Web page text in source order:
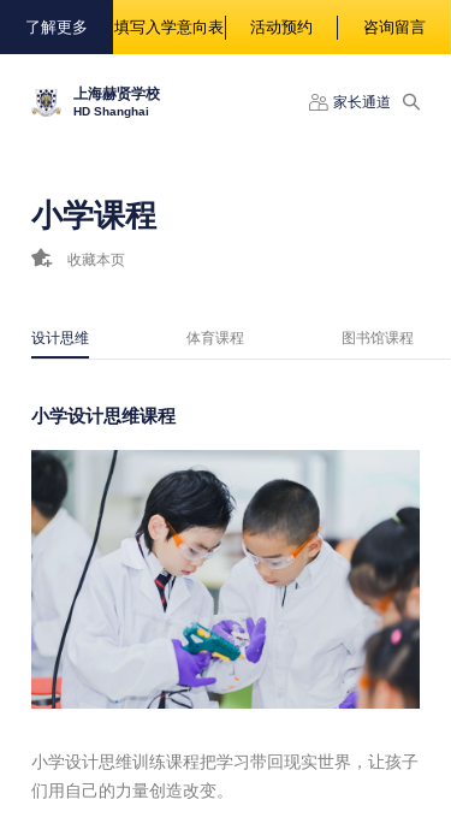
了解更多 填写入学意向表 活动预约 咨询留言
上海赫贤学校
HD Shanghai
家长通道
小学课程
收藏本页
设计思维 体育课程 图书馆课程
小学设计思维课程
小学设计思维训练课程把学习带回现实世界，让孩子
们用自己的力量创造改变。